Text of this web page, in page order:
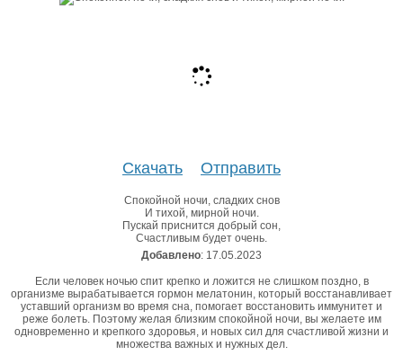
Скачать Отправить
Спокойной ночи, сладких снов
И тихой, мирной ночи.
Пускай приснится добрый сон,
Счастливым будет очень.
Добавлено: 17.05.2023
Если человек ночью спит крепко и ложится не слишком поздно, в
организме вырабатывается гормон мелатонин, который восстанавливает
уставший организм во время сна, помогает восстановить иммунитет и
реже болеть. Поэтому желая близким спокойной ночи, вы желаете им
одновременно и крепкого здоровья, и новых сил для счастливой жизни и
множества важных и нужных дел.